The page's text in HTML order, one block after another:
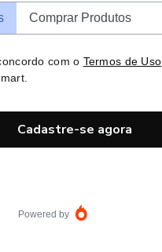
Comprar Produtos
com o Termos de Uso
Cadastre-se agora
Powered by